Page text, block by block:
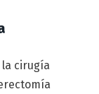
la cirugía